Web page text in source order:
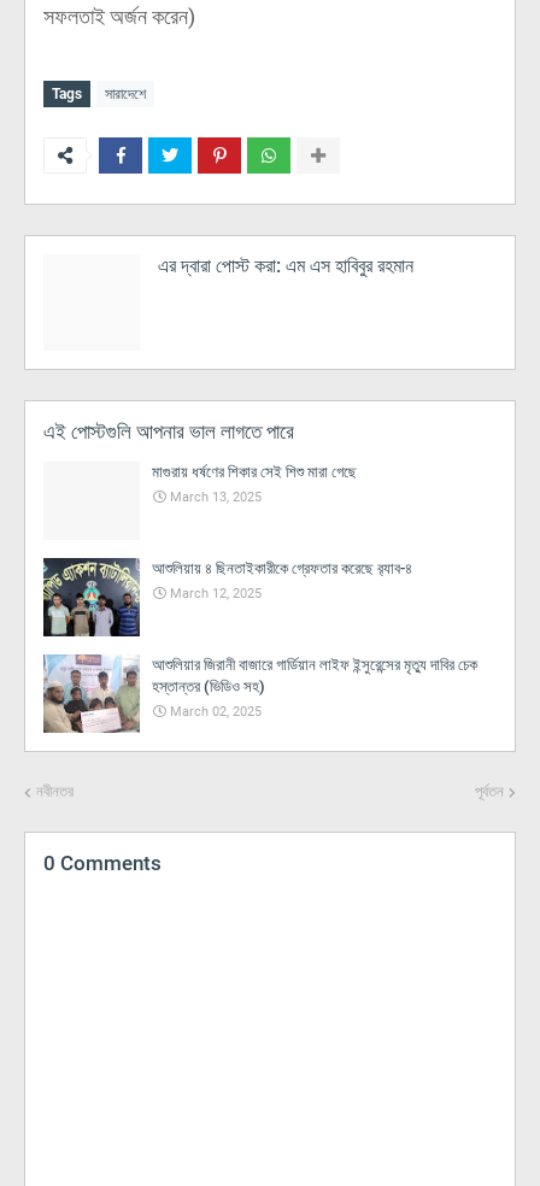
সফলতাই অর্জন করেন)
Tags সারাদেশে
এর দ্বারা পোস্ট করা: এম এস হাবিবুর রহমান
এই পোস্টগুলি আপনার ভাল লাগতে পারে
মাগুরায় ধর্ষণের শিকার সেই শিশু মারা গেছে
March 13, 2025
আশুলিয়ায় ৪ ছিনতাইকারীকে গ্রেফতার করেছে র‌্যাব-৪
March 12, 2025
আশুলিয়ার জিরানী বাজারে গার্ডিয়ান লাইফ ইন্সুরেন্সের মৃত্যু দাবির চেক
হস্তান্তর (ভিডিও সহ)
March 02, 2025
নবীনতর পূর্বতন
0 Comments